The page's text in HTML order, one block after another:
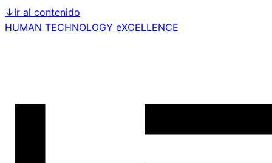
↓Ir al contenido
HUMAN TECHNOLOGY eXCELLENCE